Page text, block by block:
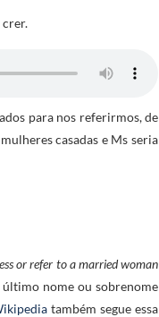
crer.
para nos referirmos, de
casadas e Ms seria
or refer to a married woman
último nome ou sobrenome
também segue essa